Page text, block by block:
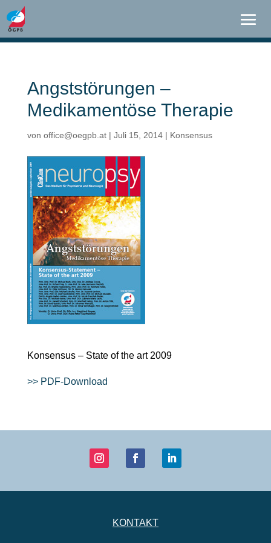
Angststörungen –
Medikamentöse Therapie
von office@oegpb.at| Juli 15, 2014| Konsensus
Konsensus – State of the art 2009
>> PDF-Download
KONTAKT